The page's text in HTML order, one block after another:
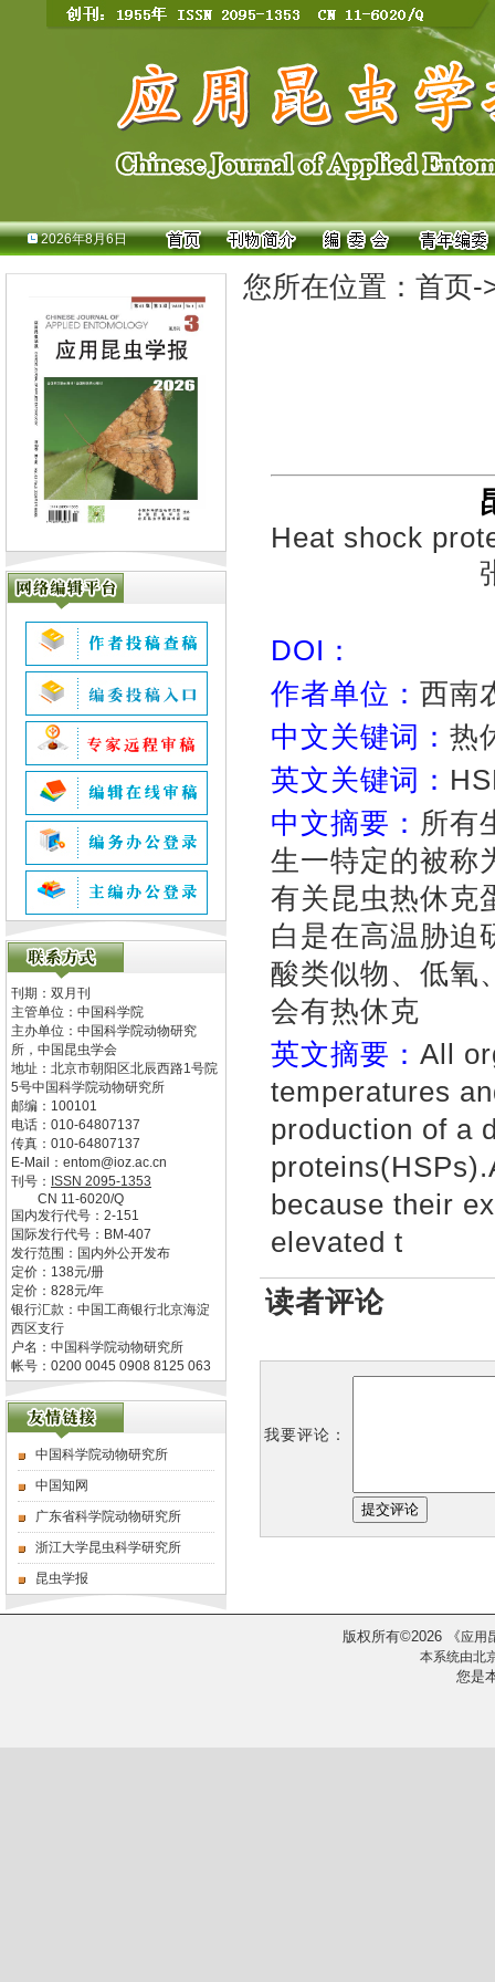
2026年8月6日
刊期：双月刊
主管单位： 中国科学院
主办单位： 中国科学院动物研究
所，中国昆虫学会
地址： 北京市朝阳区北辰西路1号院
5号中国科学院动物研究所
邮编： 100101
电话： 010-64807137
传真： 010-64807137
E-Mail： entom@ioz.ac.cn
刊号： ISSN 2095-1353
CN 11-6020/Q
国内发行代号： 2-151
国际发行代号： BM-407
发行范围：国内外公开发布
定价： 138元/册
定价： 828元/年
银行汇款：中国工商银行北京海淀
西区支行
户名：中国科学院动物研究所
帐号：0200 0045 0908 8125 063
中国科学院动物研究所
中国知网
广东省科学院动物研究所
浙江大学昆虫科学研究所
昆虫学报
您所在位置： 首页-
Heat shock
DOI：
作者单位： 西南
中文关键词： 热
英文关键词：
中文摘要： 所有
生一特定的被称
有关昆虫热休克
白是在高温胁迫
酸类似物、低氧
会有热休克
英文摘要： All
temperatures
production of a
because their
elevated t
读者评论
我要评论：
版权所有©2026 《应用
本系统由北
您是